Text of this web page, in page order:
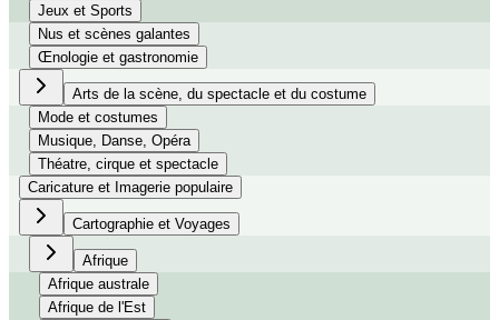
Jeux et Sports
Nus et scènes galantes
Œnologie et gastronomie
Arts de la scène, du spectacle et du costume
Mode et costumes
Musique, Danse, Opéra
Théatre, cirque et spectacle
Caricature et Imagerie populaire
Cartographie et Voyages
Afrique
Afrique australe
Afrique de l'Est